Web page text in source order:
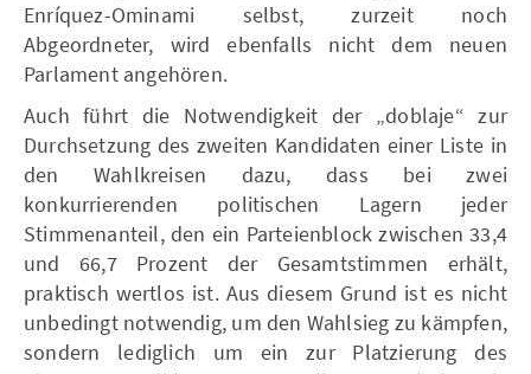
Enríquez-Ominami selbst, zurzeit noch
Abgeordneter, wird ebenfalls nicht dem neuen
Parlament angehören.
Auch führt die Notwendigkeit der „doblaje“ zur
Durchsetzung des zweiten Kandidaten einer Liste in
den Wahlkreisen dazu, dass bei zwei
konkurrierenden politischen Lagern jeder
Stimmenanteil, den ein Parteienblock zwischen 33,4
und 66,7 Prozent der Gesamtstimmen erhält,
praktisch wertlos ist. Aus diesem Grund ist es nicht
unbedingt notwendig, um den Wahlsieg zu kämpfen,
sondern lediglich um ein zur Platzierung des